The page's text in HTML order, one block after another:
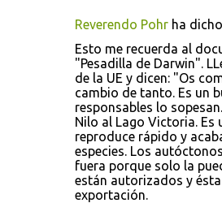
Reverendo Pohr ha
Esto me recuerda al
"Pesadilla de Darwin".
de la UE y dicen: "Os
cambio de tanto. Es un
responsables lo
Nilo al Lago Victoria. Es
reproduce rápido y
especies. Los
fuera porque solo la
están autorizados y
exportación.